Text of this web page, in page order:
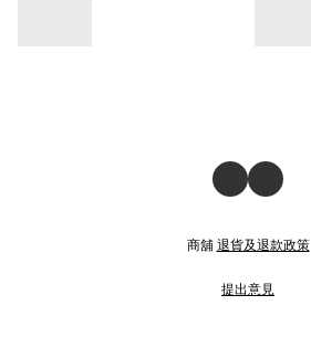
商舖 退貨及退款政策
提出意見